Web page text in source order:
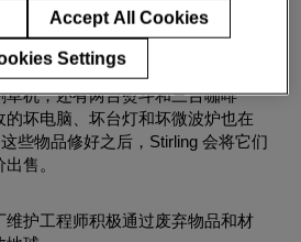
尘器，客厅里还有 7 台。厨房里收
机，还有两台熨斗和三台咖啡
坏电脑、坏台灯和坏微波炉也在
些物品修好之后，Stirling 会将它们
售。
护工程师积极通过废弃物品和材
Accept All Cookies
Settings